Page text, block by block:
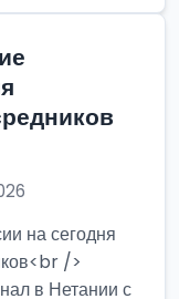
на сегодня
/>
в Нетании с